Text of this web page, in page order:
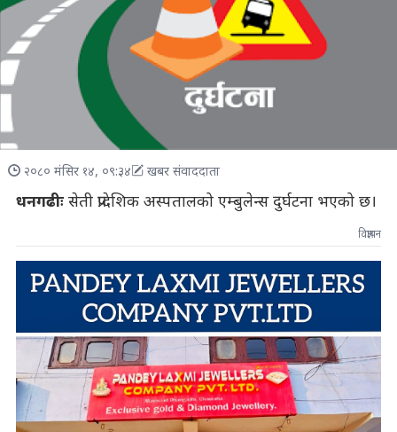
२०८० मंसिर १४, ०९:३४ खबर संवाददाता
धनगढीःसेती प्रादेशिक अस्पतालको एम्बुलेन्स दुर्घटना भएको छ।
विज्ञापन